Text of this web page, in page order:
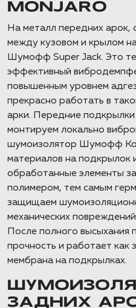
MONJARO
На металл передних арок,
между кузовом и крылом
Шумофф Super Jack. Это
эффективный
повышенным уровнем
прекрасно работать в
арки. Передние
монтируем локально
шумоизолятор Шумофф
материалов на подкрылок
обработанные элементы
полимером, тем самым
защищаем
механических
После полного высыхания
прочность и работает
мембрана на подкрылках.
ЗАДНИХ